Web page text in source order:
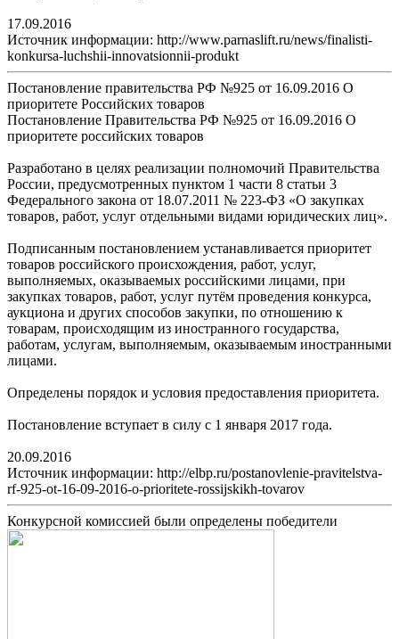
17.09.2016
Источник информации: http://www.parnaslift.ru/news/finalisti-
konkursa-luchshii-innovatsionnii-produkt
Постановление правительства РФ №925 от 16.09.2016 О
приоритете Российских товаров
Постановление Правительства РФ №925 от 16.09.2016 О
приоритете российских товаров
Разработано в целях реализации полномочий Правительства
России, предусмотренных пунктом 1 части 8 статьи 3
Федерального закона от 18.07.2011 № 223-ФЗ «О закупках
товаров, работ, услуг отдельными видами юридических лиц».
Подписанным постановлением устанавливается приоритет
товаров российского происхождения, работ, услуг,
выполняемых, оказываемых российскими лицами, при
закупках товаров, работ, услуг путём проведения конкурса,
аукциона и других способов закупки, по отношению к
товарам, происходящим из иностранного государства,
работам, услугам, выполняемым, оказываемым иностранными
лицами.
Определены порядок и условия предоставления приоритета.
Постановление вступает в силу с 1 января 2017 года.
20.09.2016
Источник информации: http://elbp.ru/postanovlenie-pravitelstva-
rf-925-ot-16-09-2016-o-prioritete-rossijskikh-tovarov
Конкурсной комиссией были определены победители